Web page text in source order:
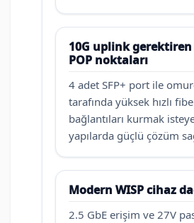
10G uplink
POP noktaları
4 adet SFP+ port ile
tarafında yüksek hızlı
bağlantıları kurmak
yapılarda güçlü çözüm
Modern WISP cihaz
2.5 GbE erişim ve 27V